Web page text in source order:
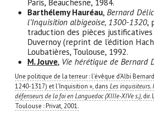
Paris, Beauchesne, 1984.
Barthélemy Hauréau, Bernard
l’Inquisition albigeoise, 1300-1320,
traduction des pièces justificatives
Duvernoy (reprint de l’édition
Loubatières, Toulouse, 1992.
M. Jouve, Vie hérétique de Bernard
Une politique de la terreur : l’évêque d’Albi
1240-1317) et l’Inquisition », dans Les inquisiteurs.
défenseurs de la foi en Languedoc (XIIIe-XIVe s.), dir.
Toulouse : Privat, 2001.